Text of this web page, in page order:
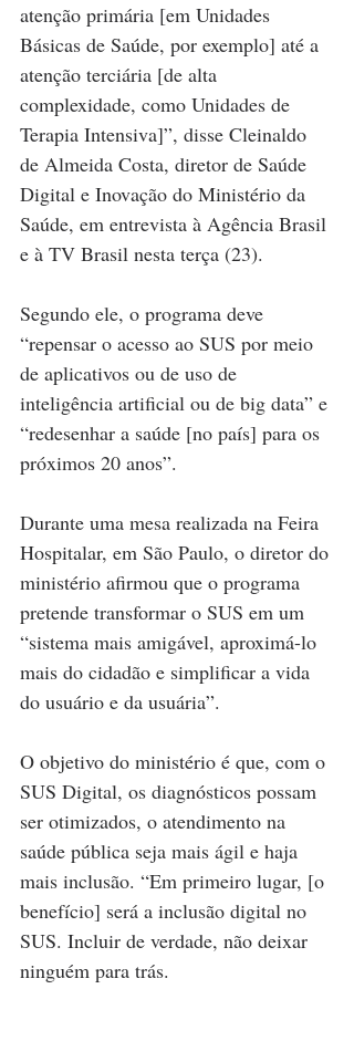
atenção primária [em Unidades
Básicas de Saúde, por exemplo] até a
atenção terciária [de alta
complexidade, como Unidades de
Terapia Intensiva]”, disse Cleinaldo
de Almeida Costa, diretor de Saúde
Digital e Inovação do Ministério da
Saúde, em entrevista à Agência Brasil
e à TV Brasil nesta terça (23).
Segundo ele, o programa deve
“repensar o acesso ao SUS por meio
de aplicativos ou de uso de
inteligência artificial ou de big data” e
“redesenhar a saúde [no país] para os
próximos 20 anos”.
Durante uma mesa realizada na Feira
Hospitalar, em São Paulo, o diretor do
ministério afirmou que o programa
pretende transformar o SUS em um
“sistema mais amigável, aproximá-lo
mais do cidadão e simplificar a vida
do usuário e da usuária”.
O objetivo do ministério é que, com o
SUS Digital, os diagnósticos possam
ser otimizados, o atendimento na
saúde pública seja mais ágil e haja
mais inclusão. “Em primeiro lugar, [o
benefício] será a inclusão digital no
SUS. Incluir de verdade, não deixar
ninguém para trás.